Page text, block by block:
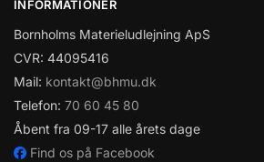
INFORMATIONER
Bornholms Materieludlejning ApS
CVR: 44095416
Mail: kontakt@bhmu.dk
Telefon: 70 60 45 80
Åbent fra 09-17 alle årets dage
Find os på Facebook